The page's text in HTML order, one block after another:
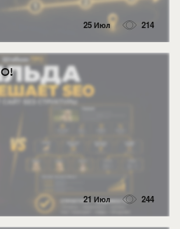
25 Июл 214
21 Июл 244